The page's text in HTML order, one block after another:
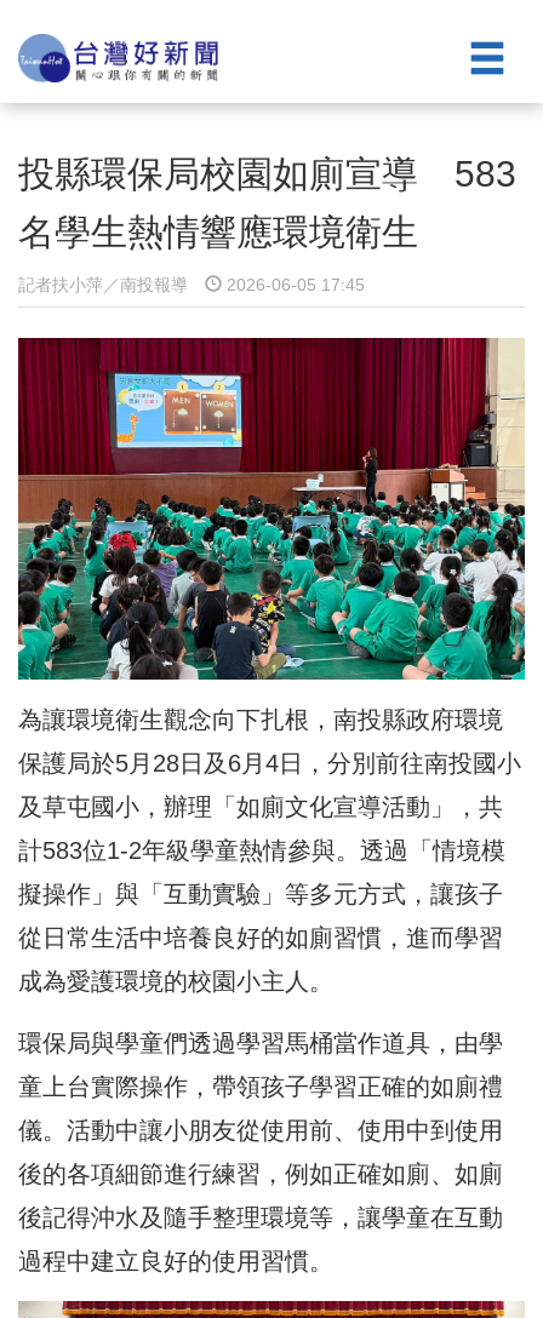
投縣環保局校園如廁宣導 583
名學生熱情響應環境衛生
記者扶小萍／南投報導 2026-06-05 17:45
為讓環境衛生觀念向下扎根，南投縣政府環境
保護局於5月28日及6月4日，分別前往南投國小
及草屯國小，辦理「如廁文化宣導活動」，共
計583位1-2年級學童熱情參與。透過「情境模
擬操作」與「互動實驗」等多元方式，讓孩子
從日常生活中培養良好的如廁習慣，進而學習
成為愛護環境的校園小主人。
環保局與學童們透過學習馬桶當作道具，由學
童上台實際操作，帶領孩子學習正確的如廁禮
儀。活動中讓小朋友從使用前、使用中到使用
後的各項細節進行練習，例如正確如廁、如廁
後記得沖水及隨手整理環境等，讓學童在互動
過程中建立良好的使用習慣。